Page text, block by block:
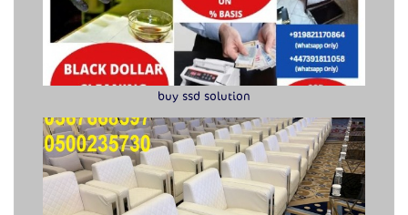
كراسي حضور عالية الجودة للمعارض
راوتر ريجي